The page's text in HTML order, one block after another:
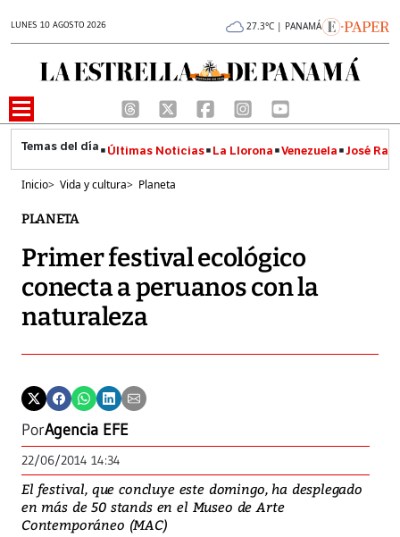
LUNES 10 AGOSTO 2026 27.3°C | PANAMÁ
Últimas Noticias La Llorona Venezuela José
Inicio> Vida y cultura> Planeta
PLANETA
Primer festival ecológico
conecta a peruanos con la
naturaleza
PorAgencia EFE
22/06/2014 14:34
El festival, que concluye este domingo, ha desplegado
en más de 50 stands en el Museo de Arte
Contemporáneo (MAC)